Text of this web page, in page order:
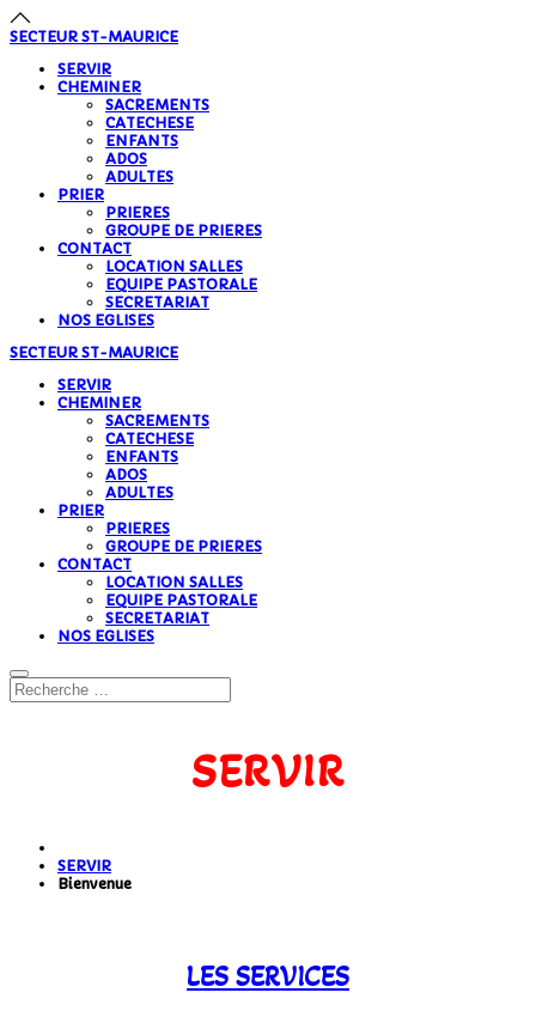
SECTEUR ST-MAURICE
SERVIR
CHEMINER
SACREMENTS
CATECHESE
ENFANTS
ADOS
ADULTES
PRIER
PRIERES
GROUPE DE PRIERES
CONTACT
LOCATION SALLES
EQUIPE PASTORALE
SECRETARIAT
NOS EGLISES
SECTEUR ST-MAURICE
SERVIR
CHEMINER
SACREMENTS
CATECHESE
ENFANTS
ADOS
ADULTES
PRIER
PRIERES
GROUPE DE PRIERES
CONTACT
LOCATION SALLES
EQUIPE PASTORALE
SECRETARIAT
NOS EGLISES
SERVIR
SERVIR
Bienvenue
LES SERVICES